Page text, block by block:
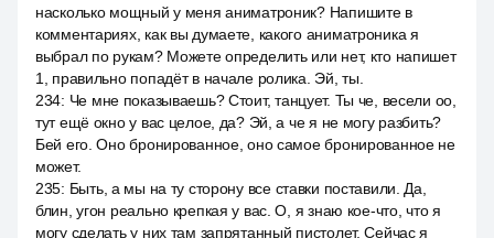
насколько мощный у меня аниматроник? Напишите в
комментариях, как вы думаете, какого аниматроника я
выбрал по рукам? Можете определить или нет, кто напишет
1, правильно попадёт в начале ролика. Эй, ты.
234: Че мне показываешь? Стоит, танцует. Ты че, весели оо,
тут ещё окно у вас целое, да? Эй, а че я не могу разбить?
Бей его. Оно бронированное, оно самое бронированное не
может.
235: Быть, а мы на ту сторону все ставки поставили. Да,
блин, угон реально крепкая у вас. О, я знаю кое-что, что я
могу сделать у них там запрятанный пистолет. Сейчас я